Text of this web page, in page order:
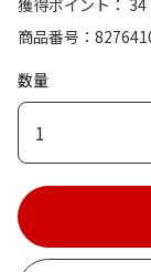
獲得ポイント：
商品番号
数量
1